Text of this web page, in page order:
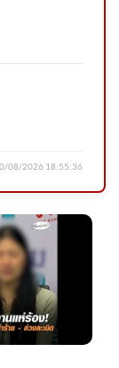
ข่าวใต้แลได
นธ์เมียนมา
08/2026 18:55:36